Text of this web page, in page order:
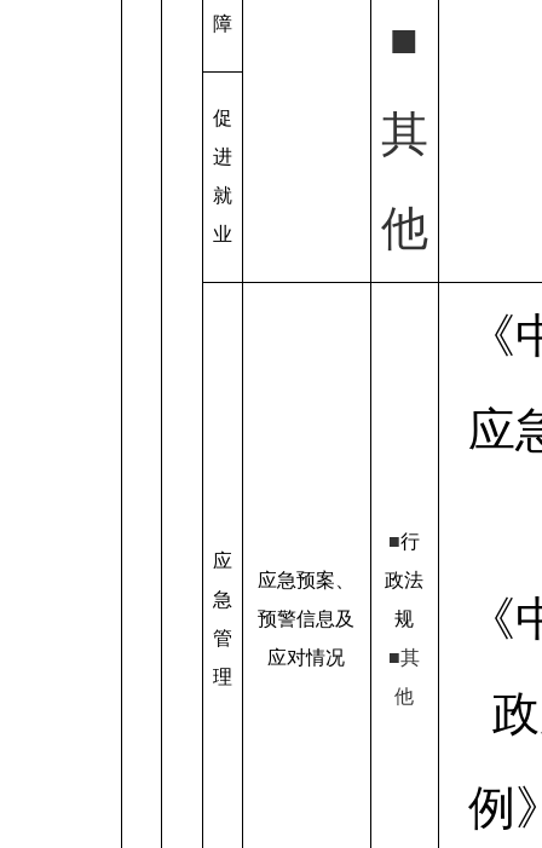
■
其
他
障
促
进
就
业
应
急
管
理
应急预案、
预警信息及
应对情况
■行
政法
规
■其
他
应
例